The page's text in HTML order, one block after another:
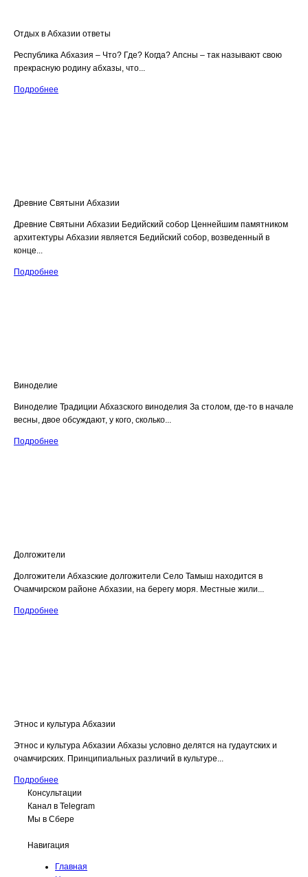
Отдых в Абхазии ответы
Республика Абхазия – Что? Где? Когда? Апсны – так называют свою
прекрасную родину абхазы, что...
Подробнее
Древние Святыни Абхазии
Древние Святыни Абхазии Бедийский собор Ценнейшим памятником
архитектуры Абхазии является Бедийский собор, возведенный в
конце...
Подробнее
Виноделие
Виноделие Традиции Абхазского виноделия За столом, где-то в начале
весны, двое обсуждают, у кого, сколько...
Подробнее
Долгожители
Долгожители Абхазские долгожители Село Тамыш находится в
Очамчирском районе Абхазии, на берегу моря. Местные жили...
Подробнее
Этнос и культура Абхазии
Этнос и культура Абхазии Абхазы условно делятся на гудаутских и
очамчирских. Принципиальных различий в культуре...
Подробнее
Консультации
Канал в Telegram
Мы в Сбере
Навигация
Главная